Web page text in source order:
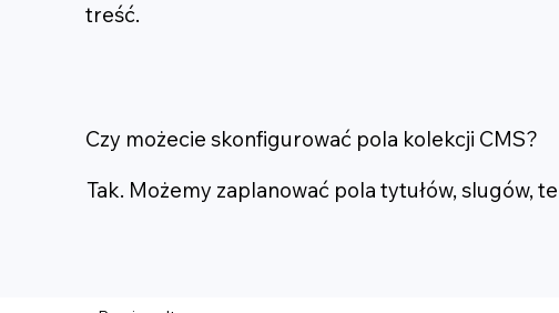
treść.
Czy możecie skonfigurować pola kolekcji CMS?
Tak. Możemy zaplanować pola tytułów, slugów,